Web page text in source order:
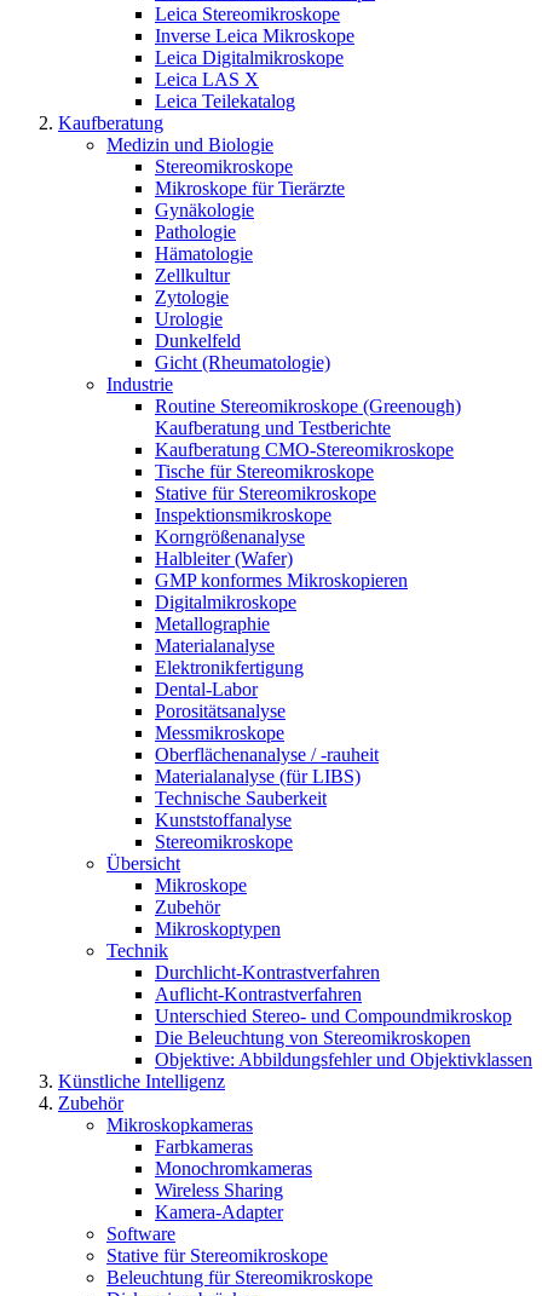
Leica Stereomikroskope
Inverse Leica Mikroskope
Leica Digitalmikroskope
Leica LAS X
Leica Teilekatalog
Kaufberatung
Medizin und Biologie
Stereomikroskope
Mikroskope für Tierärzte
Gynäkologie
Pathologie
Hämatologie
Zellkultur
Zytologie
Urologie
Dunkelfeld
Gicht (Rheumatologie)
Industrie
Routine Stereomikroskope (Greenough)
Kaufberatung und Testberichte
Kaufberatung CMO-Stereomikroskope
Tische für Stereomikroskope
Stative für Stereomikroskope
Inspektionsmikroskope
Korngrößenanalyse
Halbleiter (Wafer)
GMP konformes Mikroskopieren
Digitalmikroskope
Metallographie
Materialanalyse
Elektronikfertigung
Dental-Labor
Porositätsanalyse
Messmikroskope
Oberflächenanalyse / -rauheit
Materialanalyse (für LIBS)
Technische Sauberkeit
Kunststoffanalyse
Stereomikroskope
Übersicht
Mikroskope
Zubehör
Mikroskoptypen
Technik
Durchlicht-Kontrastverfahren
Auflicht-Kontrastverfahren
Unterschied Stereo- und Compoundmikroskop
Die Beleuchtung von Stereomikroskopen
Objektive: Abbildungsfehler und Objektivklassen
Künstliche Intelligenz
Zubehör
Mikroskopkameras
Farbkameras
Monochromkameras
Wireless Sharing
Kamera-Adapter
Software
Stative für Stereomikroskope
Beleuchtung für Stereomikroskope